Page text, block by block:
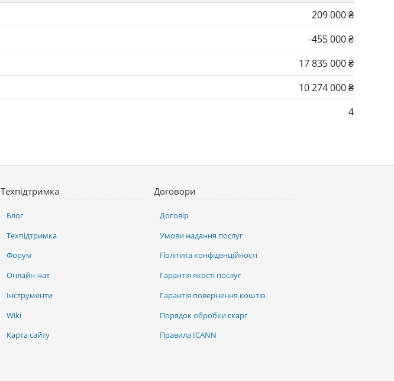
209 000 ₴
-455 000 ₴
17 835 000 ₴
10 274 000 ₴
4
Техпідтримка
Блог
Техпідтримка
Форум
Онлайн-чат
Інструменти
Wiki
Карта сайту
Договори
Договір
Умови надання послуг
Політика конфіденційності
Гарантія якості послуг
Гарантія повернення коштів
Порядок обробки скарг
Правила ICANN